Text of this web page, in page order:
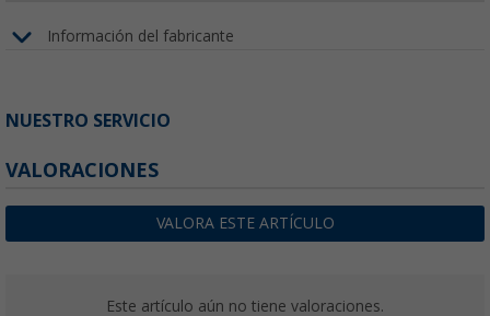
Información del fabricante
NUESTRO SERVICIO
VALORACIONES
VALORA ESTE ARTÍCULO
Este artículo aún no tiene valoraciones.